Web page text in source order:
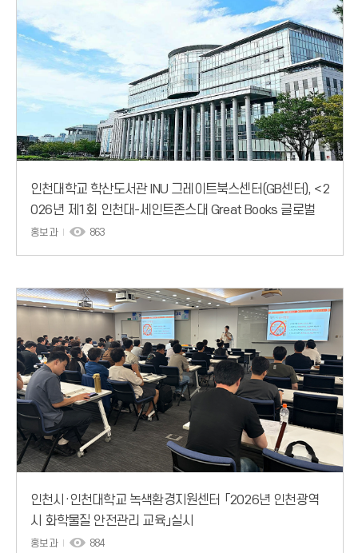
인천대학교 학산도서관 INU 그레이트북스센터(GB센터), <2
026년 제1회 인천대-세인트존스대 Great Books 글로벌
포럼>개최
홍보과 863
인천시·인천대학교 녹색환경지원센터 「2026년 인천광역
시 화학물질 안전관리 교육」실시
홍보과 884